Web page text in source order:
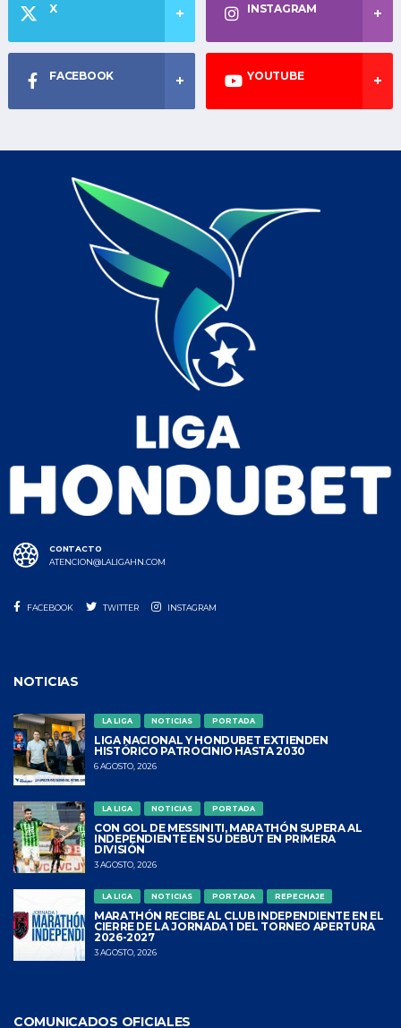
X INSTAGRAM
FACEBOOK YOUTUBE
CONTACTO
ATENCION@LALIGAHN.COM
FACEBOOK TWITTER INSTAGRAM
NOTICIAS
LA LIGA NOTICIAS PORTADA
LIGA NACIONAL Y HONDUBET EXTIENDEN
HISTÓRICO PATROCINIO HASTA 2030
6 AGOSTO, 2026
LA LIGA NOTICIAS PORTADA
CON GOL DE MESSINITI, MARATHÓN SUPERA AL
INDEPENDIENTE EN SU DEBUT EN PRIMERA
DIVISIÓN
3 AGOSTO, 2026
LA LIGA NOTICIAS PORTADA REPECHAJE
MARATHÓN RECIBE AL CLUB INDEPENDIENTE EN EL
CIERRE DE LA JORNADA 1 DEL TORNEO APERTURA
2026-2027
3 AGOSTO, 2026
COMUNICADOS OFICIALES